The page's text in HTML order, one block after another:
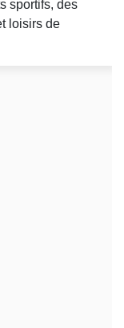
sportifs, des
loisirs de